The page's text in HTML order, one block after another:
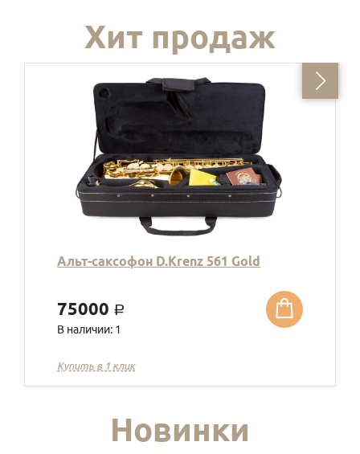
Хит продаж
Альт-саксофон D.Krenz 561 Gold
75000 a
В наличии: 1
Купить в 1 клик
Новинки